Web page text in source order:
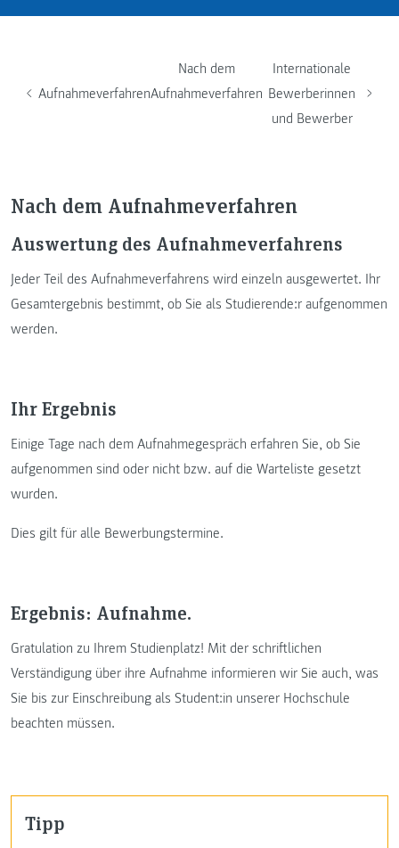
Aufnahmeverfahren
Nach dem
Aufnahmeverfahren
Internationale
Bewerberinnen
und Bewerber
Nach dem Aufnahmeverfahren
Auswertung des Aufnahmeverfahrens
Jeder Teil des Aufnahmeverfahrens wird einzeln ausgewertet. Ihr
Gesamtergebnis bestimmt, ob Sie als Studierende:r aufgenommen
werden.
Ihr Ergebnis
Einige Tage nach dem Aufnahmegespräch erfahren Sie, ob Sie
aufgenommen sind oder nicht bzw. auf die Warteliste gesetzt
wurden.
Dies gilt für alle Bewerbungstermine.
Ergebnis: Aufnahme.
Gratulation zu Ihrem Studienplatz! Mit der schriftlichen
Verständigung über ihre Aufnahme informieren wir Sie auch, was
Sie bis zur Einschreibung als Student:in unserer Hochschule
beachten müssen.
Tipp